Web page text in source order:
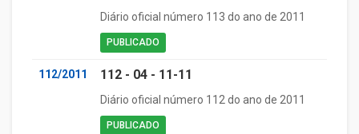
Diário oficial número 113 do ano de 2011
PUBLICADO
112/2011 112 - 04 - 11-11
Diário oficial número 112 do ano de 2011
PUBLICADO